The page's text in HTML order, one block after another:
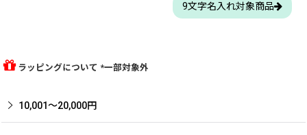
9文字名入れ対象商品
ラッピングについて *一部対象外
10,001〜20,000円